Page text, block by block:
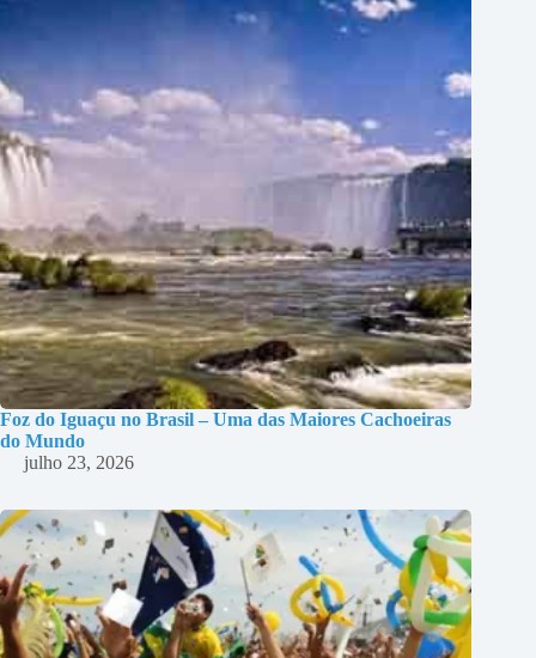
Foz do Iguaçu no Brasil – Uma das Maiores Cachoeiras
do Mundo
julho 23, 2026